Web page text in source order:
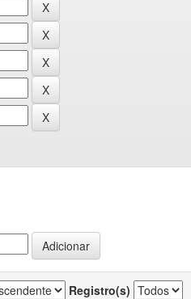
Registro(s)